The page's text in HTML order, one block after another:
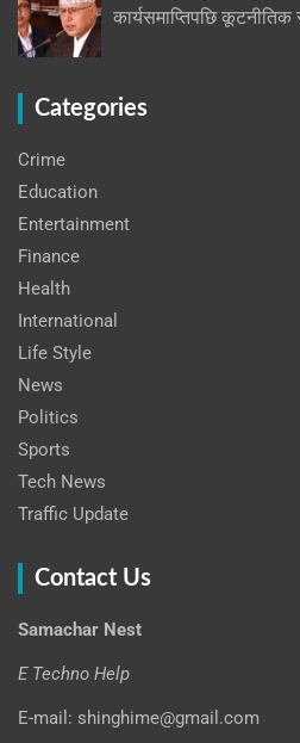
कार्यसमाप्तिपछि कूटनीतिक
Categories
Crime
Education
Entertainment
Finance
Health
International
Life Style
News
Politics
Sports
Tech News
Traffic Update
Contact Us
Samachar Nest
E Techno Help
E-mail: shinghime@gmail.com